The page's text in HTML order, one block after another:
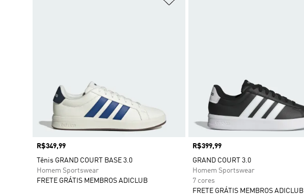
Preço
R$349,99
Tênis GRAND COURT BASE 3.0
Homem Sportswear
FRETE GRÁTIS MEMBROS ADICLUB
Preço
R$399,99
GRAND COURT 3.0
Homem Sportswear
7 cores
FRETE GRÁTIS MEMBROS ADICLUB